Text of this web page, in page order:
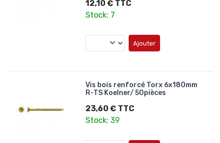
12,10 € TTC
Stock: 7
Ajouter
Vis bois renforcé Torx 6x180mm
R-TS Koelner/ 50pièces
23,60 € TTC
Stock: 39